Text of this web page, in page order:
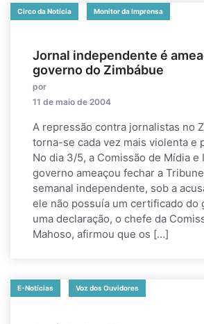
Circo da Notícia Monitor da Imprensa
Jornal independente é
governo do Zimbábue
por
11 de maio de 2004
A repressão contra jornalistas no
torna-se cada vez mais violenta e
No dia 3/5, a Comissão de Mídia e
governo ameaçou fechar a
semanal independente, sob a
ele não possuía um certificado do
uma declaração, o chefe da
Mahoso, afirmou que os […]
E-Notícias Voz dos Ouvidores